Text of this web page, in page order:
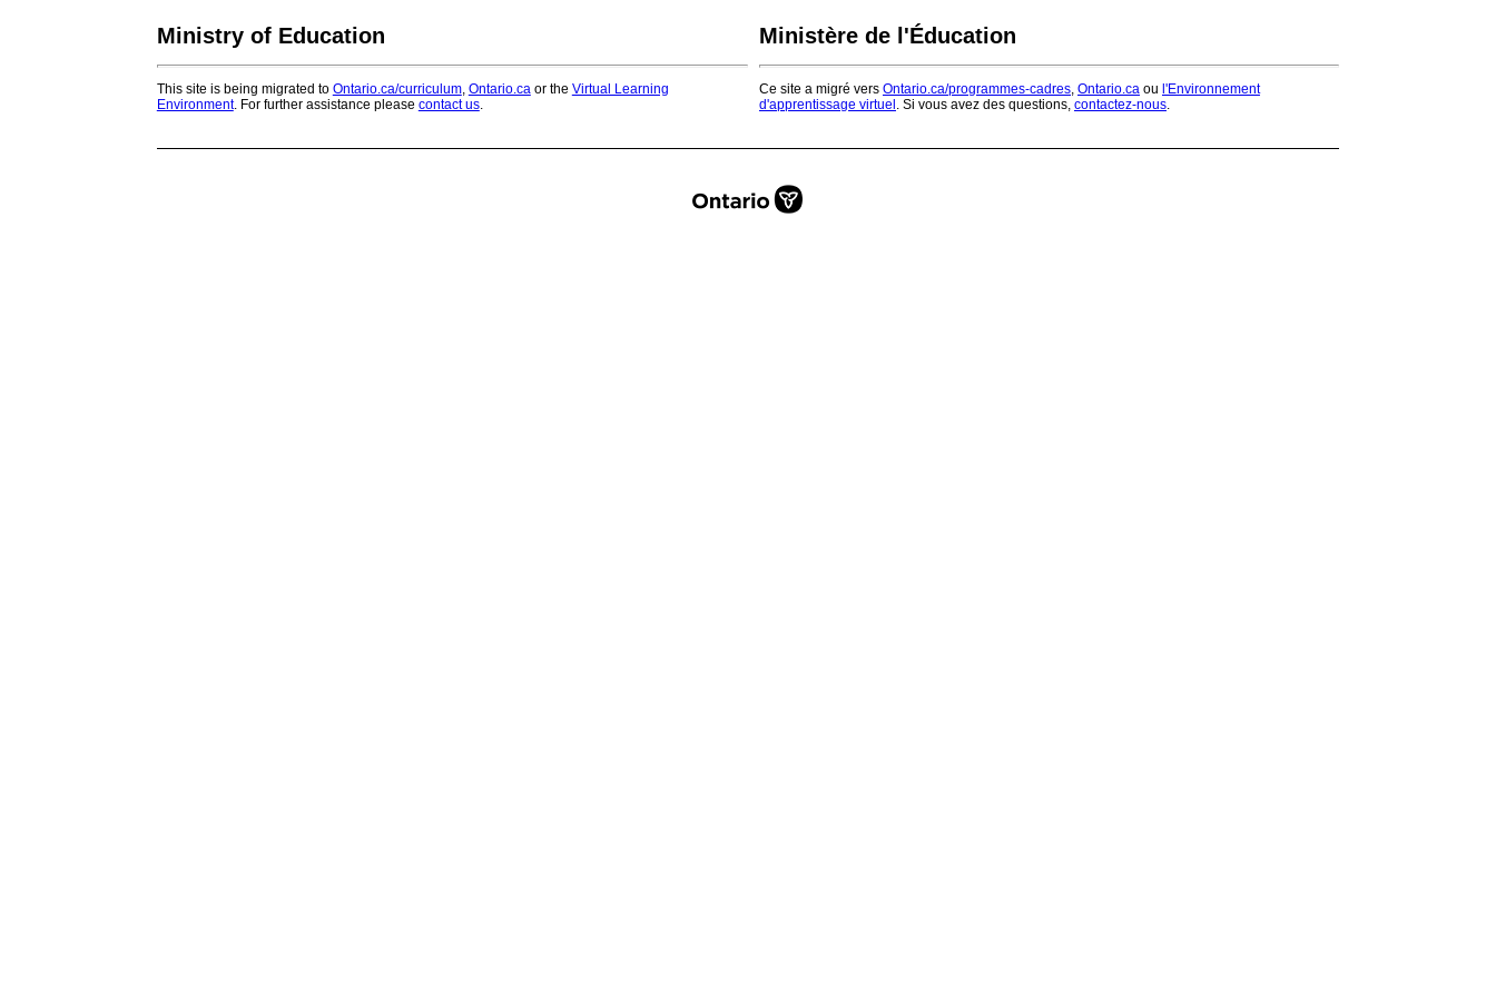
Ministry of Education
This site is being migrated to Ontario.ca/curriculum, Ontario.ca or the Virtual Learning
Environment. For further assistance please contact us.
Ministère de l'Éducation
Ce site a migré vers Ontario.ca/programmes-cadres, Ontario.ca ou l'Environnement
d'apprentissage virtuel . Si vous avez des questions, contactez-nous.